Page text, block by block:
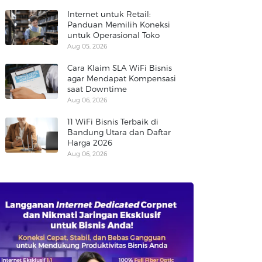
Internet untuk Retail:
Panduan Memilih Koneksi
untuk Operasional Toko
Aug 05, 2026
Cara Klaim SLA WiFi Bisnis
agar Mendapat Kompensasi
saat Downtime
Aug 06, 2026
11 WiFi Bisnis Terbaik di
Bandung Utara dan Daftar
Harga 2026
Aug 06, 2026